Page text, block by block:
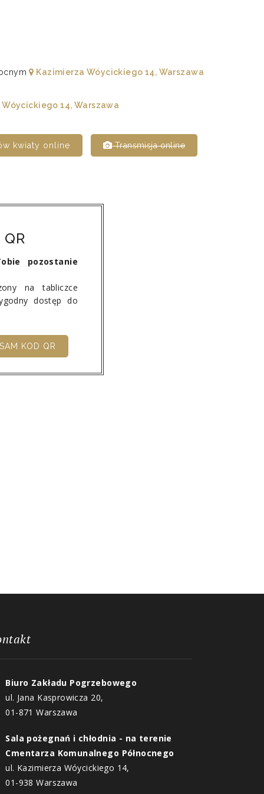
Kazimierza Wóycickiego 14, Warszawa
14, Warszawa
kwiaty online Transmisja online
pozostanie
na tabliczce
dostęp do
KOD QR
Biuro Zakładu Pogrzebowego
ul. Jana Kasprowicza 20,
01-871 Warszawa
Sala pożegnań i chłodnia - na terenie
Cmentarza Komunalnego Północnego
ul. Kazimierza Wóycickiego 14,
01-938 Warszawa